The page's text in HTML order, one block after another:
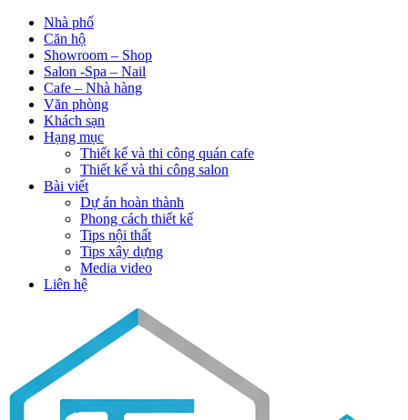
Nhà phố
Căn hộ
Showroom – Shop
Salon -Spa – Nail
Cafe – Nhà hàng
Văn phòng
Khách sạn
Hạng mục
Thiết kế và thi công quán cafe
Thiết kế và thi công salon
Bài viết
Dự án hoàn thành
Phong cách thiết kế
Tips nội thất
Tips xây dựng
Media video
Liên hệ